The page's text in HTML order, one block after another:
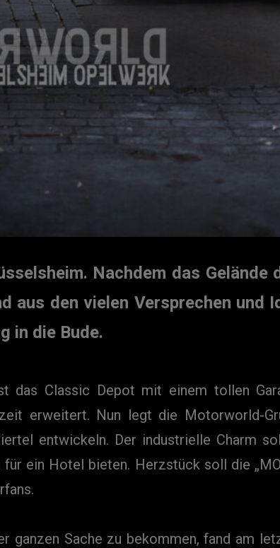
Nachdem das
aus den vielen Versprechen
in die Bude.
das Classic Depot mit einem tollen
erweitert. Nun legt die Motorworld-
entwickeln. Der industrielle Charm
ein Hotel bieten. Herzstück soll die
ganzen Sache zu bekommen, fand am